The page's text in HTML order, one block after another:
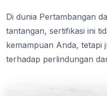
Di dunia Pertambangan
tantangan, sertifikasi ini
kemampuan Anda, tetapi
terhadap perlindungan